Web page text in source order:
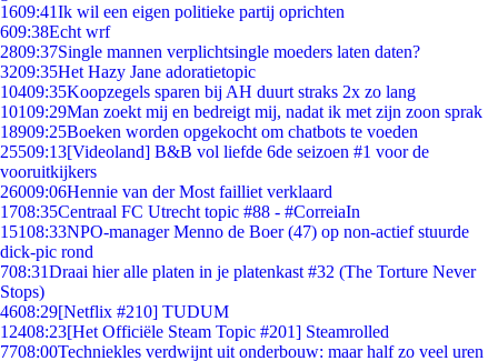
1609:41Ik wil een eigen politieke partij oprichten
609:38Echt wrf
2809:37Single mannen verplichtsingle moeders laten daten?
3209:35Het Hazy Jane adoratietopic
10409:35Koopzegels sparen bij AH duurt straks 2x zo lang
10109:29Man zoekt mij en bedreigt mij, nadat ik met zijn zoon sprak
18909:25Boeken worden opgekocht om chatbots te voeden
25509:13[Videoland] B&B vol liefde 6de seizoen #1 voor de
vooruitkijkers
26009:06Hennie van der Most failliet verklaard
1708:35Centraal FC Utrecht topic #88 - #CorreiaIn
15108:33NPO-manager Menno de Boer (47) op non-actief stuurde
dick-pic rond
708:31Draai hier alle platen in je platenkast #32 (The Torture Never
Stops)
4608:29[Netflix #210] TUDUM
12408:23[Het Officiële Steam Topic #201] Steamrolled
7708:00Techniekles verdwijnt uit onderbouw: maar half zo veel uren